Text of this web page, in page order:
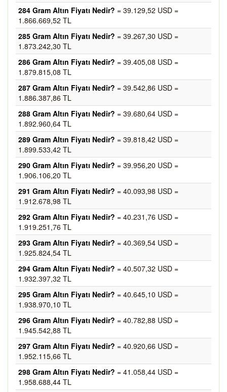
284 Gram Altın Fiyatı Nedir? = 39.129,52 USD =
1.866.669,52 TL
285 Gram Altın Fiyatı Nedir? = 39.267,30 USD =
1.873.242,30 TL
286 Gram Altın Fiyatı Nedir? = 39.405,08 USD =
1.879.815,08 TL
287 Gram Altın Fiyatı Nedir? = 39.542,86 USD =
1.886.387,86 TL
288 Gram Altın Fiyatı Nedir? = 39.680,64 USD =
1.892.960,64 TL
289 Gram Altın Fiyatı Nedir? = 39.818,42 USD =
1.899.533,42 TL
290 Gram Altın Fiyatı Nedir? = 39.956,20 USD =
1.906.106,20 TL
291 Gram Altın Fiyatı Nedir? = 40.093,98 USD =
1.912.678,98 TL
292 Gram Altın Fiyatı Nedir? = 40.231,76 USD =
1.919.251,76 TL
293 Gram Altın Fiyatı Nedir? = 40.369,54 USD =
1.925.824,54 TL
294 Gram Altın Fiyatı Nedir? = 40.507,32 USD =
1.932.397,32 TL
295 Gram Altın Fiyatı Nedir? = 40.645,10 USD =
1.938.970,10 TL
296 Gram Altın Fiyatı Nedir? = 40.782,88 USD =
1.945.542,88 TL
297 Gram Altın Fiyatı Nedir? = 40.920,66 USD =
1.952.115,66 TL
298 Gram Altın Fiyatı Nedir? = 41.058,44 USD =
1.958.688,44 TL